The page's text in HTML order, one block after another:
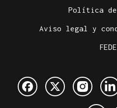
Política
Aviso legal y